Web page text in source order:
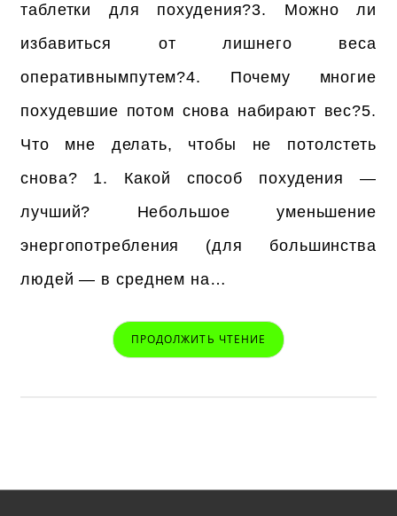
таблетки для похудения?3. Можно ли
избавиться от лишнего веса
оперативнымпутем?4. Почему многие
похудевшие потом снова набирают вес?5.
Что мне делать, чтобы не потолстеть
снова? 1. Какой способ похудения —
лучший? Небольшое уменьшение
энергопотребления (для большинства
людей — в среднем на…
ПРОДОЛЖИТЬ ЧТЕНИЕ